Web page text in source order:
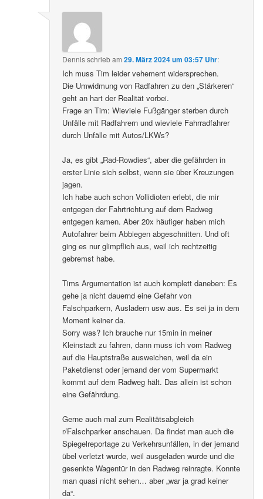
Dennisschriebam29. März 2024 um 03:57 Uhr:
Ich muss Tim leider vehement widersprechen.
Die Umwidmung von Radfahren zu den „Stärkeren“
geht an hart der Realität vorbei.
Frage an Tim: Wieviele Fußgänger sterben durch
Unfälle mit Radfahrern und wieviele Fahrradfahrer
durch Unfälle mit Autos/LKWs?
Ja, es gibt „Rad-Rowdies“, aber die gefährden in
erster Linie sich selbst, wenn sie über Kreuzungen
jagen.
Ich habe auch schon Vollidioten erlebt, die mir
entgegen der Fahrtrichtung auf dem Radweg
entgegen kamen. Aber 20x häufiger haben mich
Autofahrer beim Abbiegen abgeschnitten. Und oft
ging es nur glimpflich aus, weil ich rechtzeitig
gebremst habe.
Tims Argumentation ist auch komplett daneben: Es
gehe ja nicht dauernd eine Gefahr von
Falschparkern, Ausladern usw aus. Es sei ja in dem
Moment keiner da.
Sorry was? Ich brauche nur 15min in meiner
Kleinstadt zu fahren, dann muss ich vom Radweg
auf die Hauptstraße ausweichen, weil da ein
Paketdienst oder jemand der vom Supermarkt
kommt auf dem Radweg hält. Das allein ist schon
eine Gefährdung.
Gerne auch mal zum Realitätsabgleich
r/Falschparker anschauen. Da findet man auch die
Spiegelreportage zu Verkehrsunfällen, in der jemand
übel verletzt wurde, weil ausgeladen wurde und die
gesenkte Wagentür in den Radweg reinragte. Konnte
man quasi nicht sehen… aber „war ja grad keiner
da“.